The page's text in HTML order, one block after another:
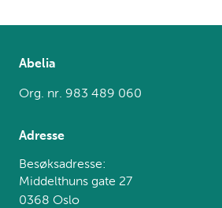
Abelia
Org. nr. 983 489 060
Adresse
Besøksadresse:
Middelthuns gate 27
0368 Oslo